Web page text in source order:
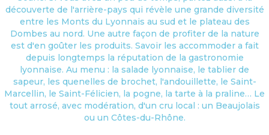
découverte de l'arrière-pays qui révèle une grande diversité
entre les Monts du Lyonnais au sud et le plateau des
Dombes au nord. Une autre façon de profiter de la nature
est d'en goûter les produits. Savoir les accommoder a fait
depuis longtemps la réputation de la gastronomie
lyonnaise. Au menu : la salade lyonnaise, le tablier de
sapeur, les quenelles de brochet, l'andouillette, le Saint-
Marcellin, le Saint-Félicien, la pogne, la tarte à la praline… Le
tout arrosé, avec modération, d'un cru local : un Beaujolais
ou un Côtes-du-Rhône.